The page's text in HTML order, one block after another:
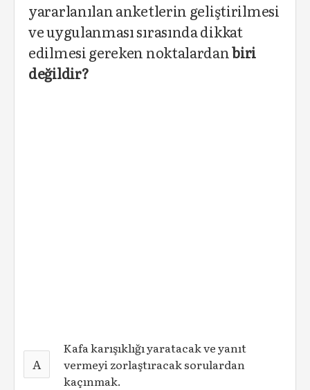
yararlanılan anketlerin geliştirilmesi
ve uygulanması sırasında dikkat
edilmesi gereken noktalardanbiri
değildir?
A
Kafa karışıklığı yaratacak ve yanıt
vermeyi zorlaştıracak sorulardan
kaçınmak.